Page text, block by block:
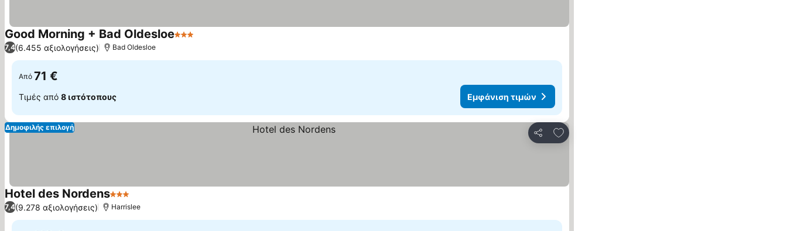
Good Morning + Bad Oldesloe3 Αστέρια
7,4(6.455 αξιολογήσεις) Bad Oldesloe
Από 71 €
Τιμές από 8 ιστότοπους Εμφάνιση τιμών
Κοινοποίηση
Προσθήκη στα αγαπημένα
Δημοφιλής επιλογή
Hotel des Nordens3 Αστέρια
7,4(9.278 αξιολογήσεις) Harrislee